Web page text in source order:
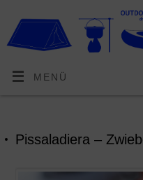
MENÜ
Pissaladiera –